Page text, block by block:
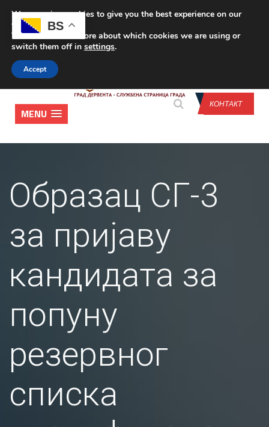
CONTACT US
КОНТАКТ
MENU
Образац СГ-3
за пријаву
кандидата за
попуну
резервног
списка
BS
We are using cookies to give you the best experience on our
website.
You can find out more about which cookies we are using or
switch them off in settings.
Accept